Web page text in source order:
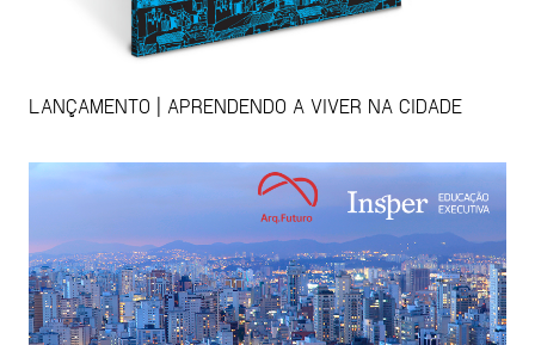
LANÇAMENTO | APRENDENDO A VIVER NA CIDADE